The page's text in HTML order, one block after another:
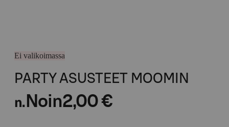
Ei valikoimassa
PARTY ASUSTEET MOOMIN
n. Noin2,00 €